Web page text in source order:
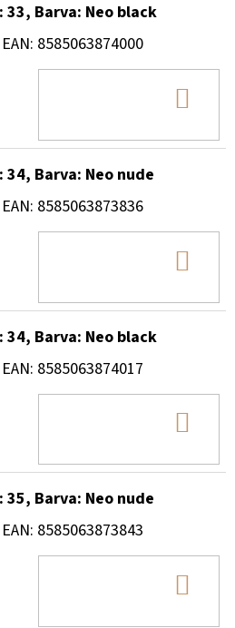
33, Barva: Neo black
EAN: 8585063874000
34, Barva: Neo nude
EAN: 8585063873836
34, Barva: Neo black
EAN: 8585063874017
35, Barva: Neo nude
EAN: 8585063873843